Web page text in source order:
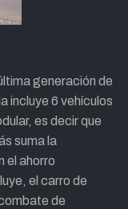
generación de
incluye 6 vehículos
es decir que
suma la
el ahorro
el carro de
de